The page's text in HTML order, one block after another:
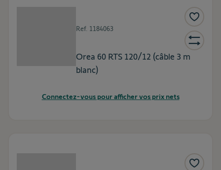
Ref. 1184063
Orea 60 RTS 120/12 (câble 3 m
blanc)
Connectez-vous pour afficher vos prix nets